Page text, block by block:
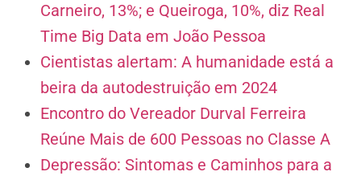
Carneiro, 13%; e Queiroga, 10%, diz Real
Time Big Data em João Pessoa
Cientistas alertam: A humanidade está a
beira da autodestruição em 2024
Encontro do Vereador Durval Ferreira
Reúne Mais de 600 Pessoas no Classe A
Depressão: Sintomas e Caminhos para a